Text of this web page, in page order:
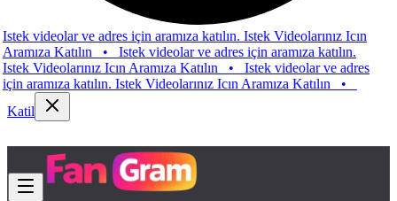
videolar ve adres için aramıza katılın. Istek Videolarınız Icın
Katılın• Istek videolar ve adres için aramıza katılın.
Videolarınız Icın Aramıza Katılın• Istek videolar ve adres
katılın. Istek Videolarınız Icın Aramıza Katılın•
Katil